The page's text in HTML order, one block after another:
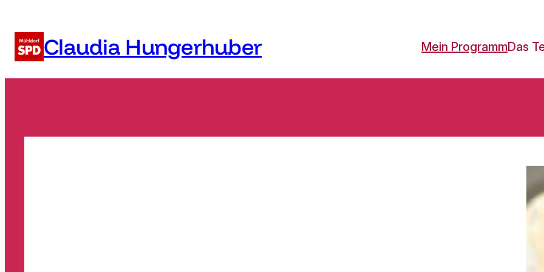
Inhalt
springenClaudia Hungerhuber Mein ProgrammDas